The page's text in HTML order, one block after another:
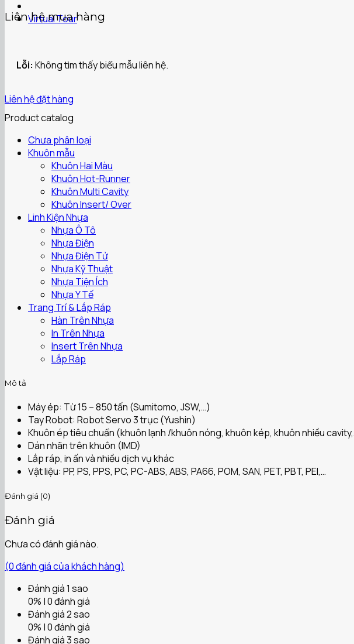
Virtual Tour
Liên hệ mua hàng
Lỗi: Không tìm thấy biểu mẫu liên hệ.
Liên hệ đặt hàng
Product catalog
Chưa phân loại
Khuôn mẫu
Khuôn Hai Màu
Khuôn Hot-Runner
Khuôn Multi Cavity
Khuôn Insert/ Over
Linh Kiện Nhựa
Nhựa Ô Tô
Nhựa Điện
Nhựa Điện Tử
Nhựa Kỹ Thuật
Nhựa Tiện Ích
Nhựa Y Tế
Trang Trí & Lắp Ráp
Hàn Trên Nhựa
In Trên Nhựa
Insert Trên Nhựa
Lắp Ráp
Mô tả
Máy ép: Từ 15 – 850 tấn (Sumitomo, JSW,…)
Tay Robot: Robot Servo 3 trục (Yushin)
Khuôn ép tiêu chuẩn (khuôn lạnh /khuôn nóng, khuôn kép, khuôn nhiều
Dán nhãn trên khuôn (IMD)
Lắp ráp, in ấn và nhiều dịch vụ khác
Vật liệu: PP, PS, PPS, PC, PC-ABS, ABS, PA66, POM, SAN, PET, PBT, PEI,…
Đánh giá (0)
Đánh giá
Chưa có đánh giá nào.
(0đánh giá của khách hàng)
Đánh giá 1 sao
0% | 0 đánh giá
Đánh giá 2 sao
0% | 0 đánh giá
Đánh giá 3 sao